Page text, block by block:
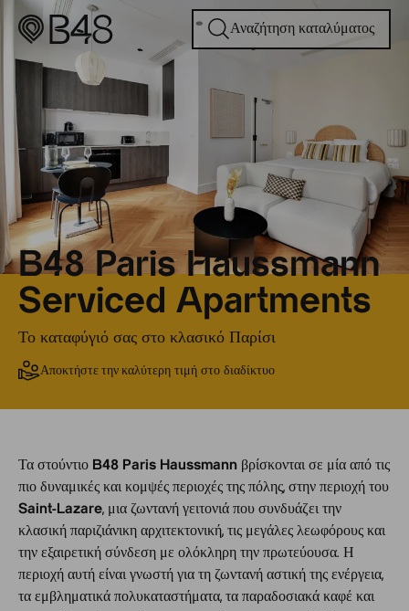
Αναζήτηση καταλύματος
B48 Paris Haussmann
Serviced Apartments
Το καταφύγιό σας στο κλασικό Παρίσι
Αποκτήστε την καλύτερη τιμή στο διαδίκτυο
Τα στούντιο B48 Paris Haussmann βρίσκονται σε μία από τις
πιο δυναμικές και κομψές περιοχές της πόλης, στην περιοχή του
Saint-Lazare, μια ζωντανή γειτονιά που συνδυάζει την
κλασική παριζιάνικη αρχιτεκτονική, τις μεγάλες λεωφόρους και
την εξαιρετική σύνδεση με ολόκληρη την πρωτεύουσα. Η
περιοχή αυτή είναι γνωστή για τη ζωντανή αστική της ενέργεια,
τα εμβληματικά πολυκαταστήματα, τα παραδοσιακά καφέ και